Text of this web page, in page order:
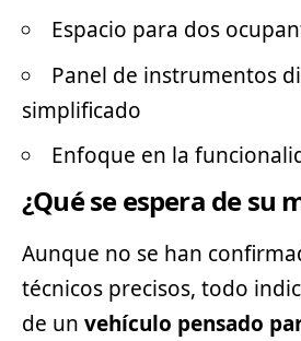
Espacio para dos
Panel de instrumentos
simplificado
Enfoque en la
¿Qué se espera de su
Aunque no se han
técnicos precisos, todo
de un vehículo pensado